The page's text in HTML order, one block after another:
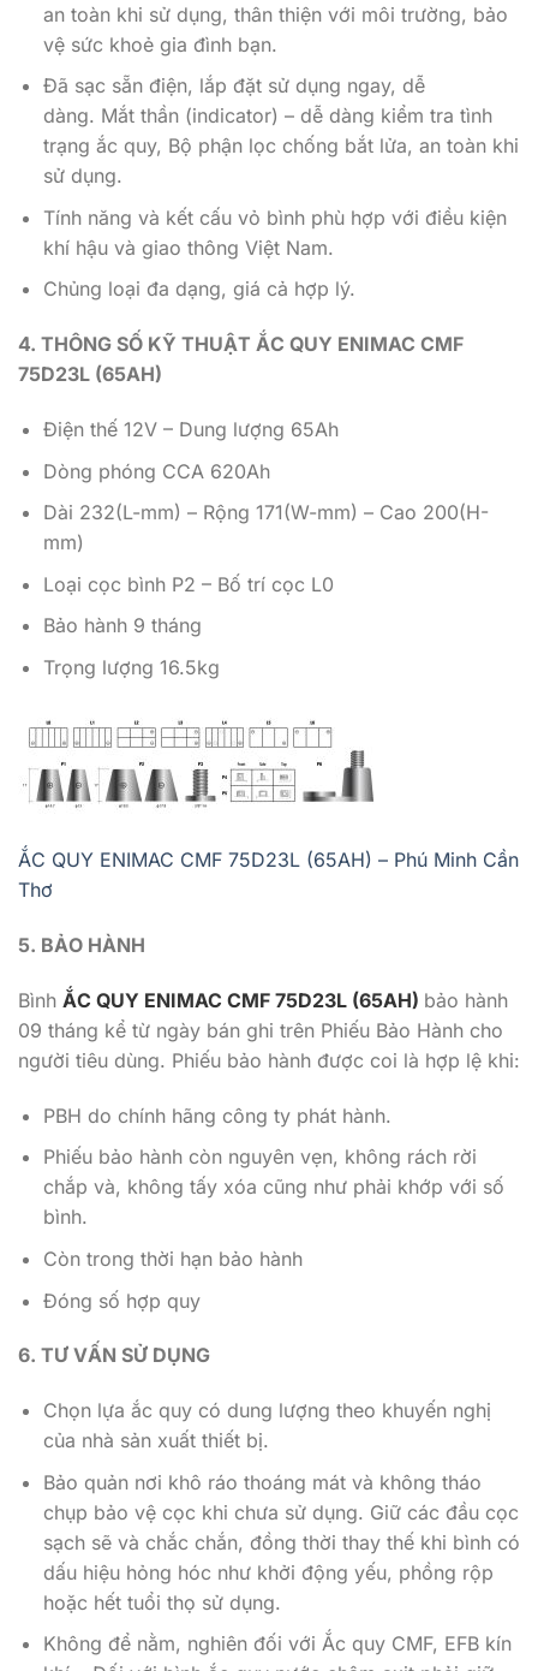
an toàn khi sử dụng, thân thiện với môi trường, bảo
vệ sức khoẻ gia đình bạn.
Đã sạc sẵn điện, lắp đặt sử dụng ngay, dễ
dàng. Mắt thần (indicator) – dễ dàng kiểm tra tình
trạng ắc quy, Bộ phận lọc chống bắt lửa, an toàn khi
sử dụng.
Tính năng và kết cấu vỏ bình phù hợp với điều kiện
khí hậu và giao thông Việt Nam.
Chủng loại đa dạng, giá cả hợp lý.
4. THÔNG SỐ KỸ THUẬT ẮC QUY ENIMAC CMF
75D23L (65AH)
Điện thế 12V – Dung lượng 65Ah
Dòng phóng CCA 620Ah
Dài 232(L-mm) – Rộng 171(W-mm) – Cao 200(H-
mm)
Loại cọc bình P2 – Bố trí cọc L0
Bảo hành 9 tháng
Trọng lượng 16.5kg
ẮC QUY ENIMAC CMF 75D23L (65AH) – Phú Minh Cần
Thơ
5. BẢO HÀNH
Bình ẮC QUY ENIMAC CMF 75D23L (65AH) bảo hành
09 tháng kể từ ngày bán ghi trên Phiếu Bảo Hành cho
người tiêu dùng. Phiếu bảo hành được coi là hợp lệ khi:
PBH do chính hãng công ty phát hành.
Phiếu bảo hành còn nguyên vẹn, không rách rời
chắp và, không tấy xóa cũng như phải khớp với số
bình.
Còn trong thời hạn bảo hành
Đóng số hợp quy
6. TƯ VẤN SỬ DỤNG
Chọn lựa ắc quy có dung lượng theo khuyến nghị
của nhà sản xuất thiết bị.
Bảo quản nơi khô ráo thoáng mát và không tháo
chụp bảo vệ cọc khi chưa sử dụng. Giữ các đầu cọc
sạch sẽ và chắc chắn, đồng thời thay thế khi bình có
dấu hiệu hỏng hóc như khởi động yếu, phồng rộp
hoặc hết tuổi thọ sử dụng.
Không để nằm, nghiên đối với Ắc quy CMF, EFB kín